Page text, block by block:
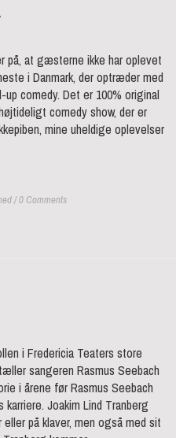
på, at gæsterne ikke har oplevet
i Danmark, der optræder med
comedy. Det er 100% original
comedy show, der er
mine uheldige oplevelser
/ 0 Comments
i Fredericia Teaters store
sangeren Rasmus Seebach
i årene før Rasmus Seebach
Joakim Lind Tranberg
på klaver, men også med sit